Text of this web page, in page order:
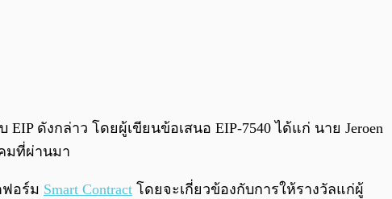
ดังกล่าว โดยผู้เขียนข้อเสนอ EIP-7540 ได้แก่ นาย Jeroen
คมที่ผ่านมา
ฟอร์ม Smart Contract โดยจะเกี่ยวข้องกับการให้รางวัลแก่ผู้